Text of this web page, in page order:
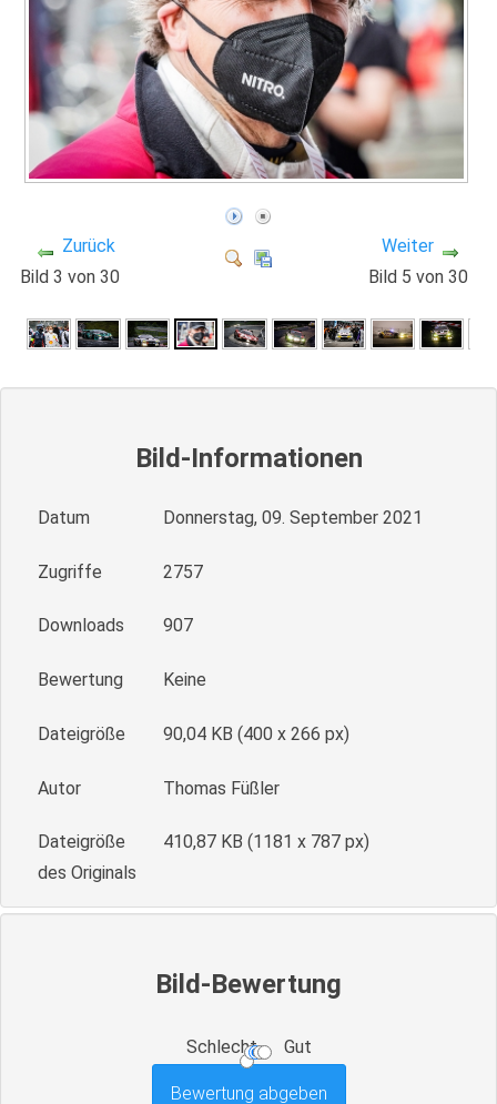
Zurück
Bild 3 von 30
Weiter
Bild 5 von 30
Bild-Informationen
Datum Donnerstag, 09. September 2021
Zugriffe 2757
Downloads 907
Bewertung Keine
Dateigröße 90,04 KB (400 x 266 px)
Autor Thomas Füßler
Dateigröße
des Originals
410,87 KB (1181 x 787 px)
Bild-Bewertung
Schlecht Gut